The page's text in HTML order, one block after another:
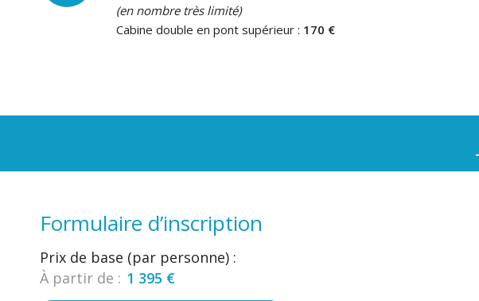
(en nombre très limité)
Cabine double en pont supérieur : 170 €
Formulaire d’inscription
Prix de base (par personne) :
À partir de : 1 395 €